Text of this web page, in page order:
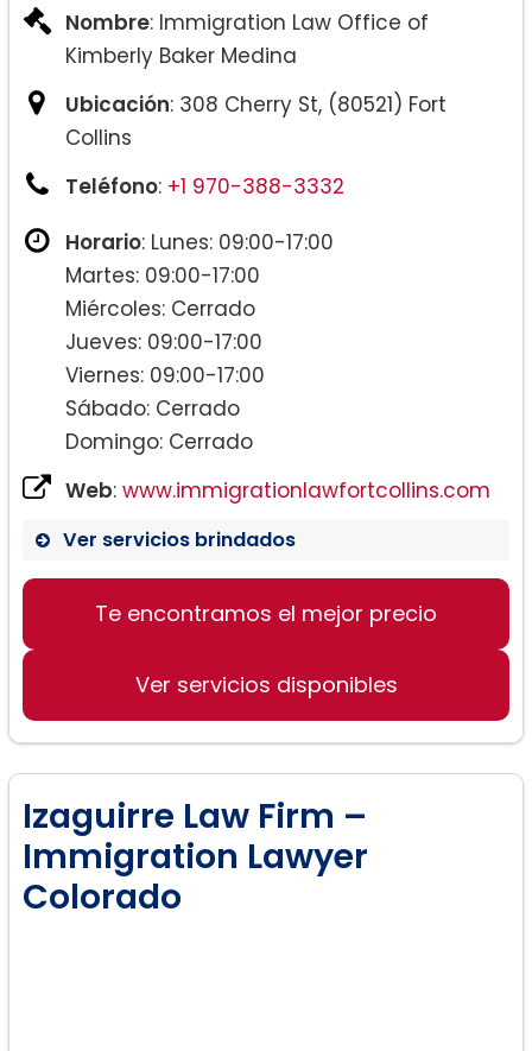
Nombre: Immigration Law Office of
Kimberly Baker Medina
Ubicación: 308 Cherry St, (80521) Fort
Collins
Teléfono: +1 970-388-3332
Horario: Lunes: 09:00-17:00
Martes: 09:00-17:00
Miércoles: Cerrado
Jueves: 09:00-17:00
Viernes: 09:00-17:00
Sábado: Cerrado
Domingo: Cerrado
Web: www.immigrationlawfortcollins.com
Ver servicios brindados
Te encontramos el mejor precio
Ver servicios disponibles
Izaguirre Law Firm –
Immigration Lawyer
Colorado